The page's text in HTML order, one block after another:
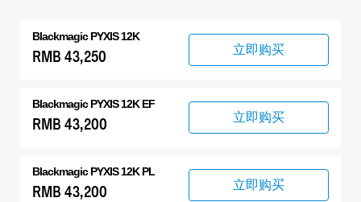
Blackmagic PYXIS 12K
RMB 43,250 立即购买
Blackmagic PYXIS 12K EF
RMB 43,200 立即购买
Blackmagic PYXIS 12K PL
RMB 43,200 立即购买